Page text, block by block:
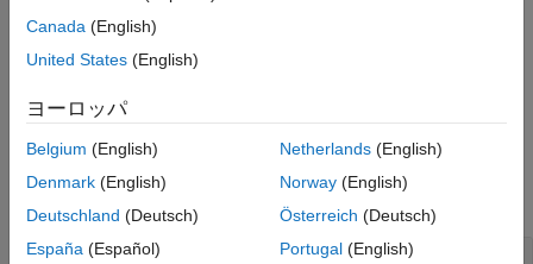
参考
Simulink.data.Dictionary
Simulink.data.dictionary.open
プロパティ
DataSources
参照データ ディクショナリ
Canada (English)
United States (English)
ヨーロッパ
Belgium (English)
Denmark (English)
Deutschland (Deutsch)
España (Español)
Netherlands(English)
Norway(English)
Österreich (Deutsch)
Portugal(English)